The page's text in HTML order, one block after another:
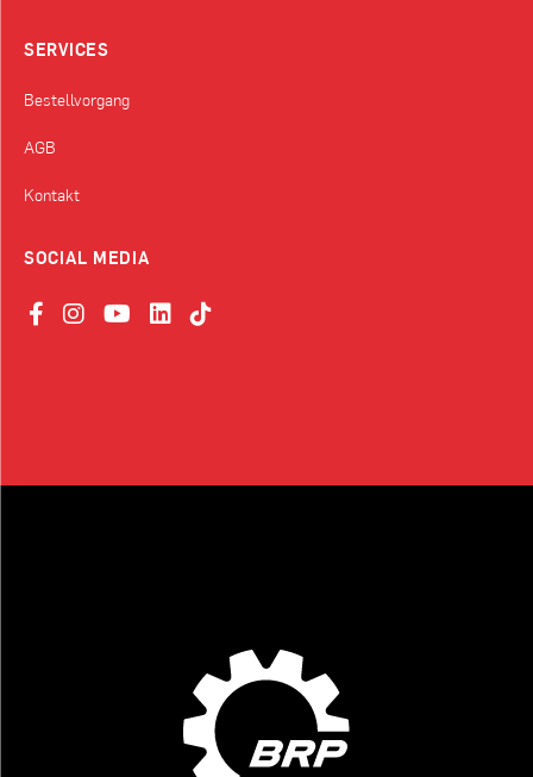
SERVICES
Bestellvorgang
AGB
Kontakt
SOCIAL MEDIA